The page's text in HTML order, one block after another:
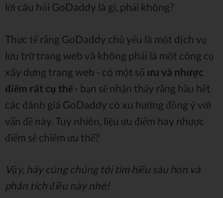
lời câu hỏi GoDaddy là gì, phải không?
Thực tế rằng GoDaddy chủ yếu là một dịch vụ
lưu trữ trang web và không phải là một công cụ
xây dựng trang web - có một số ưu và nhược
điểm rất cụ thể - bạn sẽ nhận thấy rằng hầu hết
các đánh giá GoDaddy có xu hướng đồng ý với
vấn đề này. Tuy nhiên, liệu ưu điểm hay nhược
điểm sẽ chiếm ưu thế?
Vậy, hãy cùng chúng tôi tìm hiểu sâu hơn và
phân tích điều này nhé!